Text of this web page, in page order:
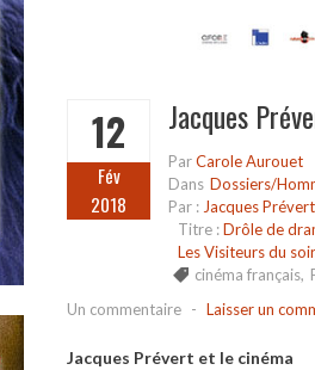
12
Fév
2018
Jacques
ParCarole Aurouet
Dans Dossiers/
Par : Jacques Prévert
Titre :Drôle de
Les Visiteurs du soir
cinéma français,
Un commentaire - Laisser un
Jacques Prévert et le cinéma